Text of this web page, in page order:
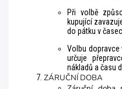
Při volbě
kupující
do pátku v
Volbu
určuje
nákladů a času
ZÁRUČNÍ DOBA